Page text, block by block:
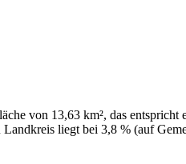
von 13,63 km², das
liegt bei 3,8 % (auf